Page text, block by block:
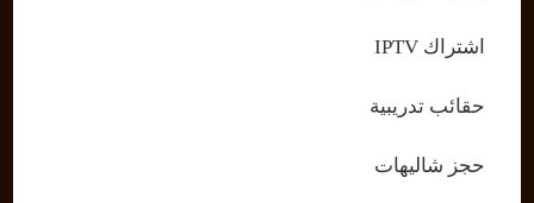
اشتراك IPTV
حقائب تدريبية
حجز شاليهات